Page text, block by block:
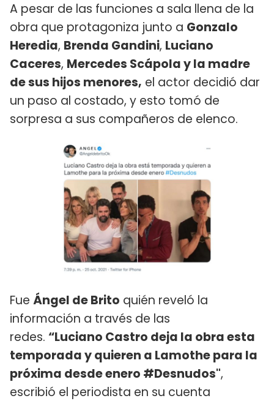
A pesar de las funciones a sala llena de la
obra que protagoniza junto a Gonzalo
Heredia, Brenda Gandini, Luciano
Caceres, Mercedes Scápola y la madre
de sus hijos menores, el actor decidió dar
un paso al costado, y esto tomó de
sorpresa a sus compañeros de elenco.
Fue Ángel de Brito quién reveló la
información a través de las
redes. “Luciano Castro deja la obra esta
temporada y quieren a Lamothe para la
próxima desde enero #Desnudos",
escribió el periodista en su cuenta